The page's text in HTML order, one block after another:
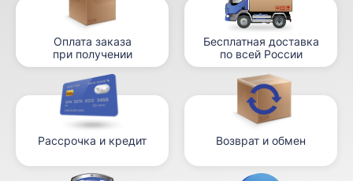
Оплата заказа
при получении
Бесплатная доставка
по всей России
Рассрочка и кредит Возврат и обмен